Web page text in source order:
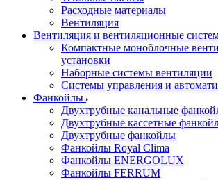
Расходные материалы
Вентиляция
Вентиляция и вентиляционные
Компактные моноблочные
установки
Наборные системы вентиляции
Системы управления и
Фанкойлы
Двухтрубные канальные
Двухтрубные кассетные
Двухтрубные фанкойлы
Фанкойлы Royal Clima
Фанкойлы ENERGOLUX
Фанкойлы FERRUM